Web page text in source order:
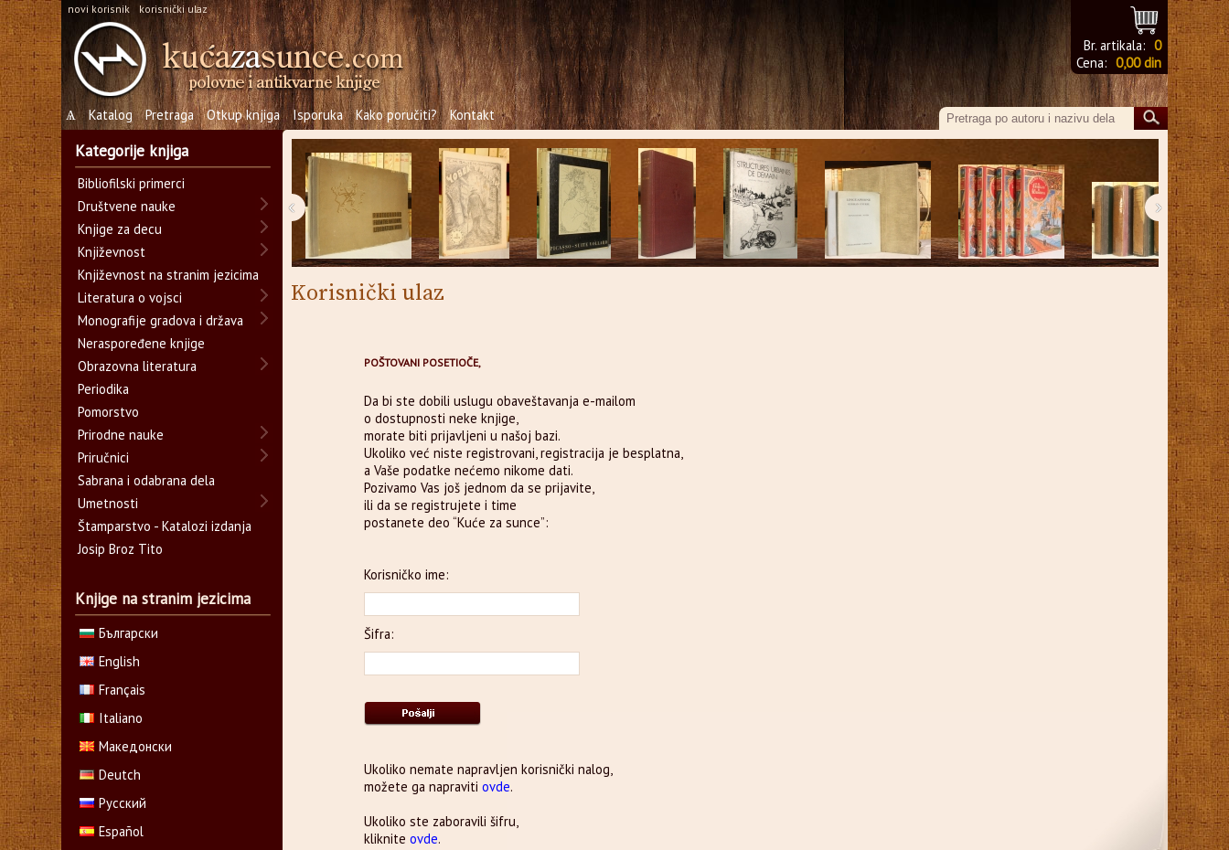
novi korisnik korisnički ulaz
Br. artikala: 0
Cena: 0,00 din
Ѧ Katalog Pretraga Otkup knjiga Isporuka Kako poručiti? Kontakt
‹ ›
Korisnički ulaz
POŠTOVANI POSETIOČE,
Da bi ste dobili uslugu obaveštavanja e-mailom
o dostupnosti neke knjige,
morate biti prijavljeni u našoj bazi.
Ukoliko već niste registrovani, registracija je besplatna,
a Vaše podatke nećemo nikome dati.
Pozivamo Vas još jednom da se prijavite,
ili da se registrujete i time
postanete deo “Kuće za sunce”:
Korisničko ime:
Šifra:
Ukoliko nemate napravljen korisnički nalog,
možete ga napravitiovde.
Ukoliko ste zaboravili šifru,
klikniteovde.
Kategorije knjiga
Bibliofilski primerci
Društvene nauke
Knjige za decu
Književnost
Književnost na stranim jezicima
Literatura o vojsci
Monografije gradova i država
Neraspoređene knjige
Obrazovna literatura
Periodika
Pomorstvo
Prirodne nauke
Priručnici
Sabrana i odabrana dela
Umetnosti
Štamparstvo - Katalozi izdanja
Josip Broz Tito
Knjige na stranim jezicima
Български
English
Français
Italiano
Македонски
Deutch
Русский
Español